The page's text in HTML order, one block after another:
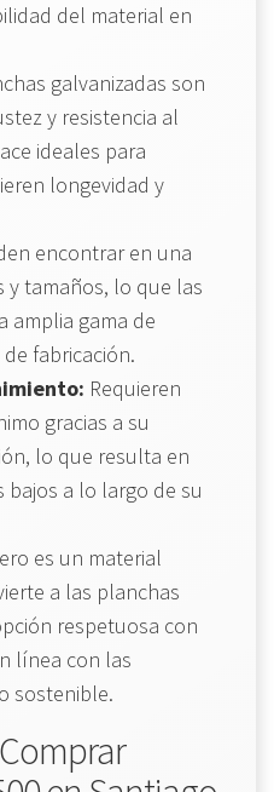
del material en
galvanizadas son
y resistencia al
ideales para
longevidad y
encontrar en una
y tamaños, lo que las
amplia gama de
fabricación.
Requieren
gracias a su
lo que resulta en
a lo largo de su
es un material
a las planchas
respetuosa con
línea con las
sostenible.